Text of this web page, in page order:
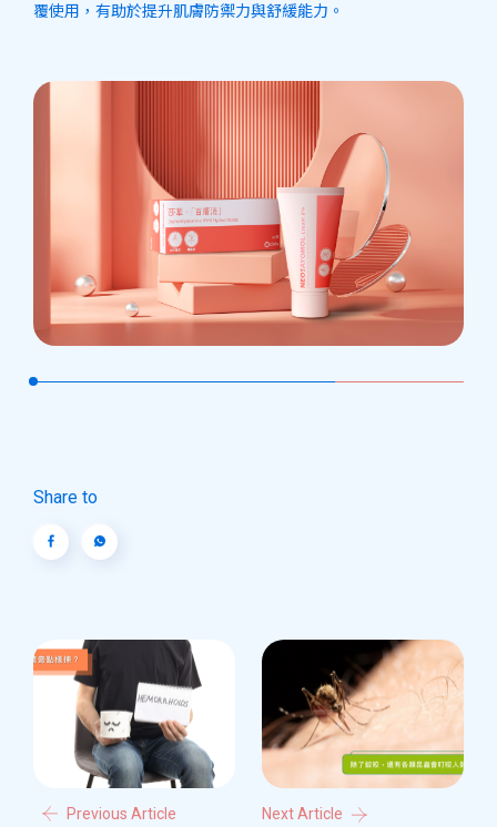
覆使用，有助於提升肌膚防禦力與舒緩能力。
Share to
Previous Article Next Article